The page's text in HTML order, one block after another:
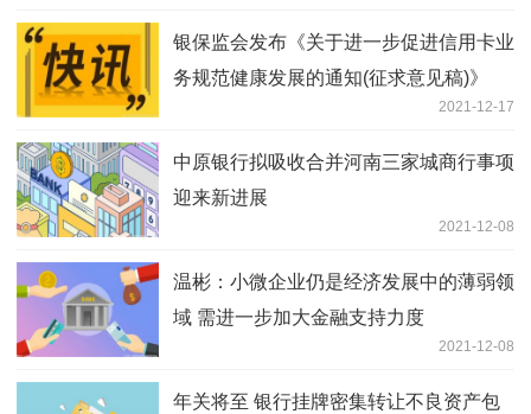
银保监会发布《关于进一步促进信用卡业
务规范健康发展的通知(征求意见稿)》
2021-12-17
中原银行拟吸收合并河南三家城商行事项
迎来新进展
2021-12-08
温彬：小微企业仍是经济发展中的薄弱领
域 需进一步加大金融支持力度
2021-12-08
年关将至 银行挂牌密集转让不良资产包